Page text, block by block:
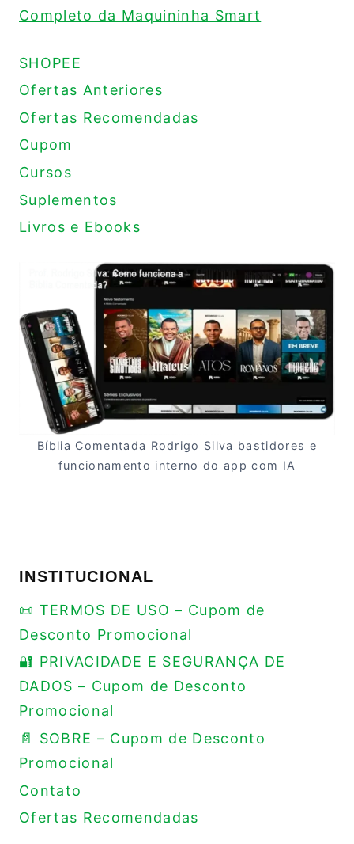
Completo da Maquininha Smart
SHOPEE
Ofertas Anteriores
Ofertas Recomendadas
Cupom
Cursos
Suplementos
Livros e Ebooks
Bíblia Comentada Rodrigo Silva bastidores e
funcionamento interno do app com IA
INSTITUCIONAL
📜 TERMOS DE USO – Cupom de
Desconto Promocional
🔐 PRIVACIDADE E SEGURANÇA DE
DADOS – Cupom de Desconto
Promocional
📄 SOBRE – Cupom de Desconto
Promocional
Contato
Ofertas Recomendadas